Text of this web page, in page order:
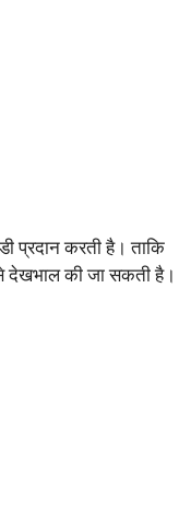
प्रदान करती है। ताकि
देखभाल की जा सकती है।